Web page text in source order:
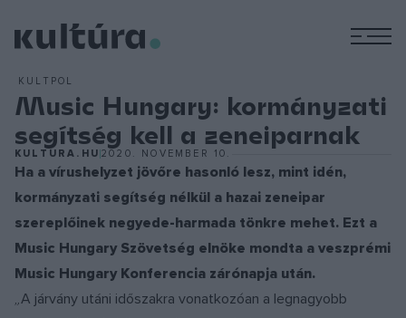
KULTPOL
Music Hungary: kormányzati
segítség kell a zeneiparnak
KULTURA.HU 2020. NOVEMBER 10.
Ha a vírushelyzet jövőre hasonló lesz, mint idén,
kormányzati segítség nélkül a hazai zeneipar
szereplőinek negyede-harmada tönkre mehet. Ezt a
Music Hungary Szövetség elnöke mondta a veszprémi
Music Hungary Konferencia zárónapja után.
„A járvány utáni időszakra vonatkozóan a legnagyobb